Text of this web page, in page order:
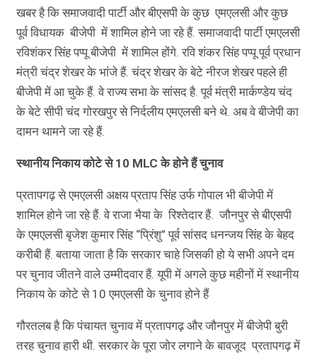
खबर है कि समाजवादी पार्टी और बीएसपी के कुछ एमएलसी और कुछ
पूर्व विधायक बीजेपी में शामिल होने जा रहे हैं. समाजवादी पार्टी एमएलसी
रविशंकर सिंह पप्पू बीजेपी में शामिल होंगे. रवि शंकर सिंह पप्पू पूर्व प्रधान
मंत्री चंद्र शेखर के भांजे हैं. चंद्र शेखर के बेटे नीरज शेखर पहले ही
बीजेपी में आ चुके हैं. वे राज्य सभा के सांसद है. पूर्व मंत्री मार्कण्डेय चंद
के बेटे सीपी चंद गोरखपुर से निर्दलीय एमएलसी बने थे. अब वे बीजेपी का
दामन थामने जा रहे हैं.
स्थानीय निकाय कोटे से 10 MLC के होने हैं चुनाव
प्रतापगढ़ से एमएलसी अक्षय प्रताप सिंह उर्फ गोपाल भी बीजेपी में
शामिल होने जा रहे हैं. वे राजा भैया के रिश्तेदार हैं. जौनपुर से बीएसपी
के एमएलसी बृजेश कुमार सिंह “प्रिंशु” पूर्व सांसद धनन्जय सिंह के बेहद
करीबी हैं. बताया जाता है कि सरकार चाहे जिसकी हो ये सभी अपने दम
पर चुनाव जीतने वाले उम्मीदवार हैं. यूपी में अगले कुछ महीनों में स्थानीय
निकाय के कोटे से 10 एमएलसी के चुनाव होने हैं
गौरतलब है कि पंचायत चुनाव में प्रतापगढ़ और जौनपुर में बीजेपी बुरी
तरह चुनाव हारी थी. सरकार के पूरा जोर लगाने के बावजूद प्रतापगढ़ में